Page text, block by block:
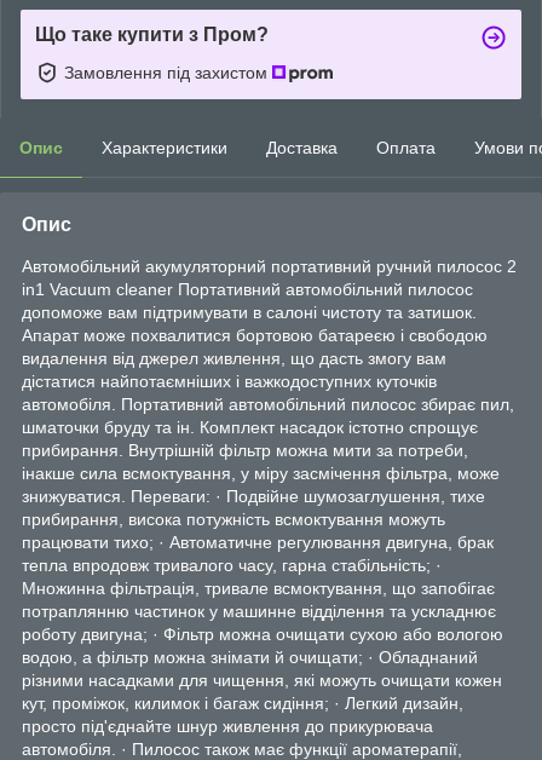
Що таке купити з Пром?
Замовлення під захистом
Опис Характеристики Доставка Оплата Умови
Опис
Автомобільний акумуляторний портативний ручний пилосос 2
in1 Vacuum cleaner Портативний автомобільний пилосос
допоможе вам підтримувати в салоні чистоту та затишок.
Апарат може похвалитися бортовою батареєю і свободою
видалення від джерел живлення, що дасть змогу вам
дістатися найпотаємніших і важкодоступних куточків
автомобіля. Портативний автомобільний пилосос збирає пил,
шматочки бруду та ін. Комплект насадок істотно спрощує
прибирання. Внутрішній фільтр можна мити за потреби,
інакше сила всмоктування, у міру засмічення фільтра, може
знижуватися. Переваги: · Подвійне шумозаглушення, тихе
прибирання, висока потужність всмоктування можуть
працювати тихо; · Автоматичне регулювання двигуна, брак
тепла впродовж тривалого часу, гарна стабільність; ·
Множинна фільтрація, тривале всмоктування, що запобігає
потраплянню частинок у машинне відділення та ускладнює
роботу двигуна; · Фільтр можна очищати сухою або вологою
водою, а фільтр можна знімати й очищати; · Обладнаний
різними насадками для чищення, які можуть очищати кожен
кут, проміжок, килимок і багаж сидіння; · Легкий дизайн,
просто під'єднайте шнур живлення до прикурювача
автомобіля. · Пилосос також має функції ароматерапії,